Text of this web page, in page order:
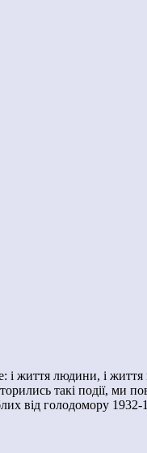
і життя людини, і
такі події, ми
від голодомору